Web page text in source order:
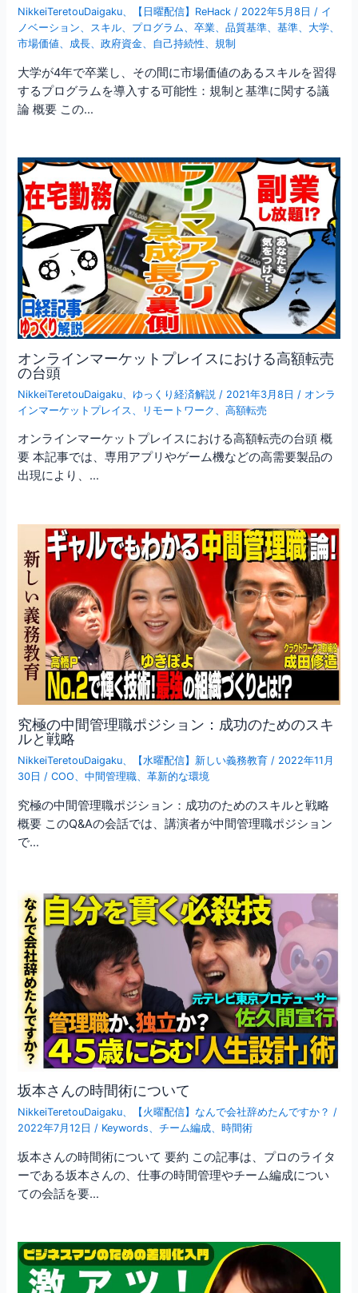
NikkeiTeretouDaigaku、 【日曜配信】ReHack / 2022年5月8日 / イ
ノベーション、 スキル、 プログラム、卒業、品質基準、基準、 大学、
市場価値、 成長、政府資金、 自己持続性、規制
大学が4年で卒業し、その間に市場価値のあるスキルを習得
するプログラムを導入する可能性：規制と基準に関する議
論 概要 この…
オンラインマーケットプレイスにおける高額転売
の台頭
NikkeiTeretouDaigaku 、ゆっくり経済解説 / 2021年3月8日 / オンラ
インマーケットプレイス
リモートワーク 、高額転売
オンラインマーケットプレイスにおける高額転売の台頭 概
要 本記事では、専用アプリやゲーム機などの高需要製品の
出現により、…
究極の中間管理職ポジション：成功のためのスキ
ルと戦略
NikkeiTeretouDaigaku、 【水曜配信】新しい義務教育 / 2022年11月
30日 /COO、中間管理職、革新的な環境
究極の中間管理職ポジション：成功のためのスキルと戦略
概要 このQ&Aの会話では、講演者が中間管理職ポジション
で…
坂本さんの時間術について
NikkeiTeretouDaigaku、 【火曜配信】なんで会社辞めたんですか？ /
2022年7月12日 / Keywords、チーム編成、時間術
坂本さんの時間術について 要約 この記事は、プロのライタ
ーである坂本さんの、仕事の時間管理やチーム編成につい
ての会話を要…